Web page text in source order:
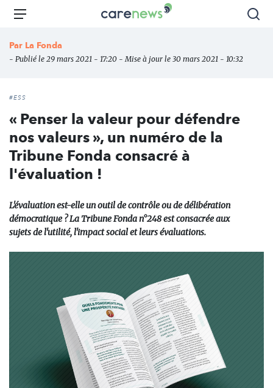
Aller
principal
Carenews,
des
Menu
Par La Fonda
- Publié le 29 mars 2021 - 17:20 - Mise à jour le 30 mars 2021 - 10:32
#ESS
« Penser la valeur pour défendre
nos valeurs », un numéro de la
Tribune Fonda consacré à
l'évaluation !
L'évaluation est-elle un outil de contrôle ou de délibération
démocratique ? La Tribune Fonda n°248 est consacrée aux
sujets de l'utilité, l'impact social et leurs évaluations.